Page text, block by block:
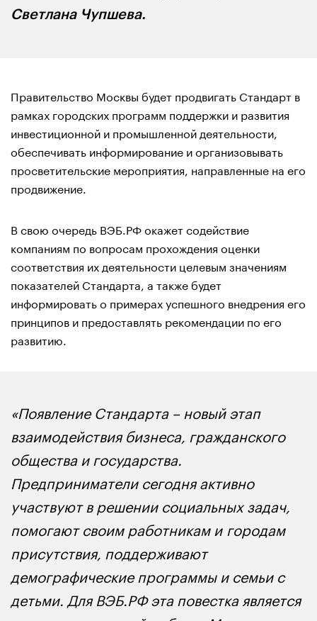
Светлана Чупшева.
Правительство Москвы будет продвигать Стандарт в
рамках городских программ поддержки и развития
инвестиционной и промышленной деятельности,
обеспечивать информирование и организовывать
просветительские мероприятия, направленные на его
продвижение.
В свою очередь ВЭБ.РФ окажет содействие
компаниям по вопросам прохождения оценки
соответствия их деятельности целевым значениям
показателей Стандарта, а также будет
информировать о примерах успешного внедрения его
принципов и предоставлять рекомендации по его
развитию.
«Появление Стандарта – новый этап
взаимодействия бизнеса, гражданского
общества и государства.
Предприниматели сегодня активно
участвуют в решении социальных задач,
помогают своим работникам и городам
присутствия, поддерживают
демографические программы и семьи с
детьми. Для ВЭБ.РФ эта повестка является